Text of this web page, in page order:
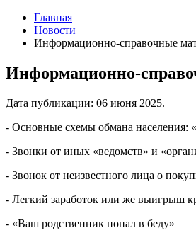
Главная
Новости
Информационно-справочные
Информационно-
Дата публикации: 06 июня 2025.
- Основные схемы обмана населения:
- Звонки от иных «ведомств» и
- Звонок от неизвестного лица о
- Легкий заработок или же выигрыш
- «Ваш родственник попал в беду»